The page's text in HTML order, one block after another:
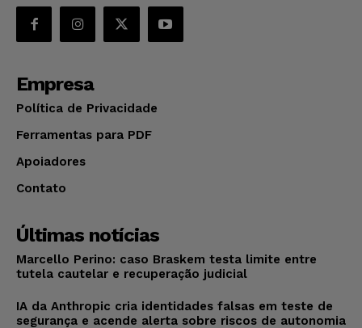
Empresa
Política de Privacidade
Ferramentas para PDF
Apoiadores
Contato
Últimas notícias
Marcello Perino: caso Braskem testa limite entre
tutela cautelar e recuperação judicial
IA da Anthropic cria identidades falsas em teste de
segurança e acende alerta sobre riscos de autonomia